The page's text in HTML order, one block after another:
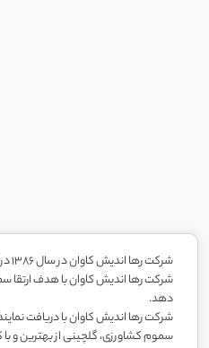
شرکت رها اندیش کاوان در سال 1386 در شهر گرگان تاسیس گردید. این شرکت اقدام به اخذ نمایندگی برند های
شرکت رها اندیش کاوان با هدف ارتقا
دهد.
سموم کشاورزی، گلچینی از بهترین و با